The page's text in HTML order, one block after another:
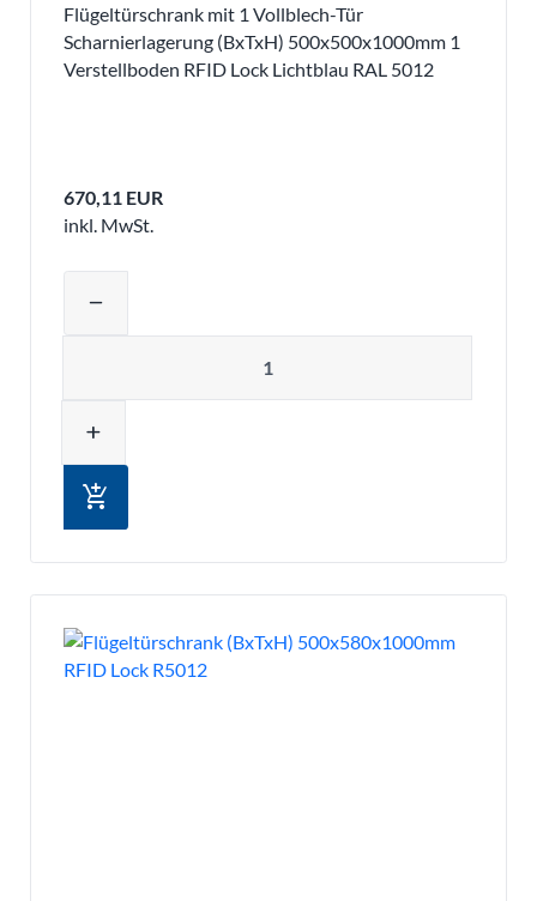
Flügeltürschrank mit 1 Vollblech-Tür
Scharnierlagerung (BxTxH) 500x500x1000mm 1
Verstellboden RFID Lock Lichtblau RAL 5012
670,11 EUR
inkl. MwSt.
remove
add
add_shopping_cart